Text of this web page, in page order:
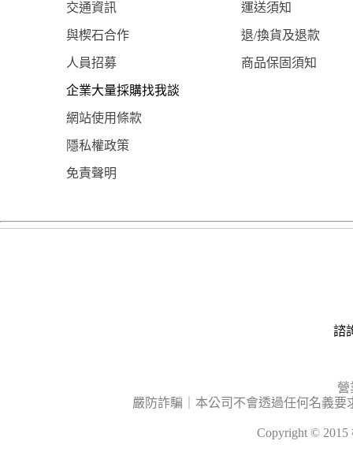
交通資訊 運送須知
與楔石合作 退/換貨及退款
人員招募 商品保固須知
企業大量採購找我談
網站使用條款
隱私權政策
免責聲明
諮
營
嚴防詐騙｜本公司不會透過任何名義
Copyright ©